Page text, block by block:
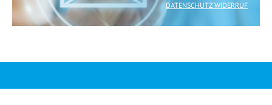
DATENSCHUTZ WIDERRUF